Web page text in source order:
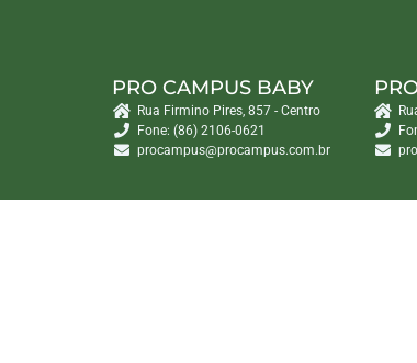
PRO CAMPUS BABY
Rua Firmino Pires, 857 - Centro
Fone: (86) 2106-0621
procampus@procampus.com.br